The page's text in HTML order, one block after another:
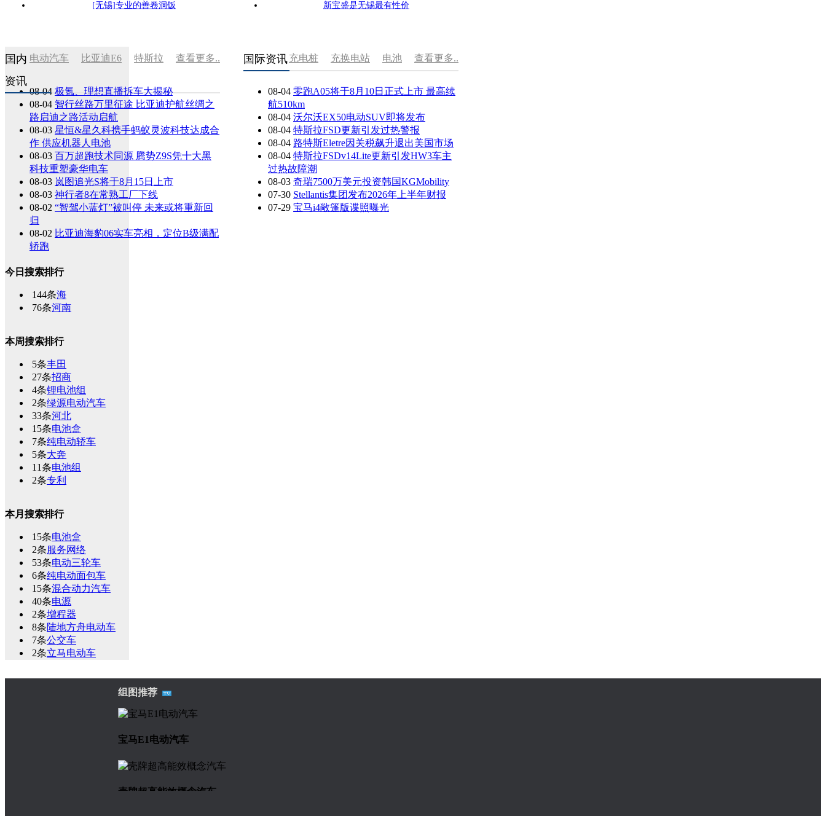
[无锡]专业的善卷洞饭 新宝盛是无锡最有性价
查看更多..
特斯拉
比亚迪E6
电动汽车
国内
资讯
08-04 极氪、理想直播拆车大揭秘
08-04 智行丝路万里征途 比亚迪护航丝绸之
路启迪之路活动启航
08-03 星恒&星久科携手蚂蚁灵波科技达成合
作 供应机器人电池
08-03 百万超跑技术同源 腾势Z9S凭十大黑
科技重塑豪华电车
08-03 岚图追光S将于8月15日上市
08-03 神行者8在常熟工厂下线
08-02 “智驾小蓝灯”被叫停 未来或将重新回
归
08-02 比亚迪海豹06实车亮相，定位B级满配
轿跑
查看更多..
电池
充换电站
充电桩
国际资讯
08-04 零跑A05将于8月10日正式上市 最高续
航510km
08-04 沃尔沃EX50电动SUV即将发布
08-04 特斯拉FSD更新引发过热警报
08-04 路特斯Eletre因关税飙升退出美国市场
08-04 特斯拉FSDv14Lite更新引发HW3车主
过热故障潮
08-03 奇瑞7500万美元投资韩国KGMobility
07-30 Stellantis集团发布2026年上半年财报
07-29 宝马i4敞篷版谍照曝光
今日搜索排行
144条海
76条河南
本周搜索排行
5条丰田
27条招商
4条锂电池组
2条绿源电动汽车
33条河北
15条电池盒
7条纯电动轿车
5条大奔
11条电池组
2条专利
本月搜索排行
15条电池盒
2条服务网络
53条电动三轮车
6条纯电动面包车
15条混合动力汽车
40条电源
2条增程器
8条陆地方舟电动车
7条公交车
2条立马电动车
组图推荐
宝马E1电动汽车
壳牌超高能效概念汽车